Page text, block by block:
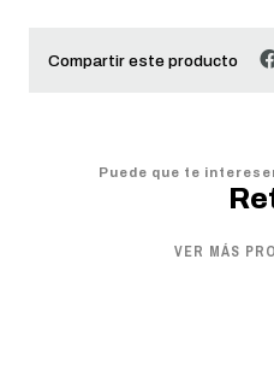
Compartir este producto
Puede que te
VER MÁS